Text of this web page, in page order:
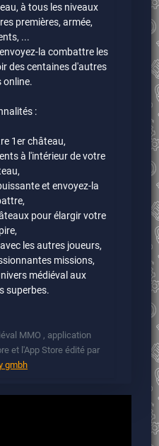
à tous les niveaux
premières, armée,
...
la combattre les
des centaines d'autres
online.
:
1er château,
à l'intérieur de votre
et envoyez-la
pour élargir votre
les autres joueurs,
missions,
médiéval aux
superbes.
MMO , application
et l'App Store édité par
gmbh